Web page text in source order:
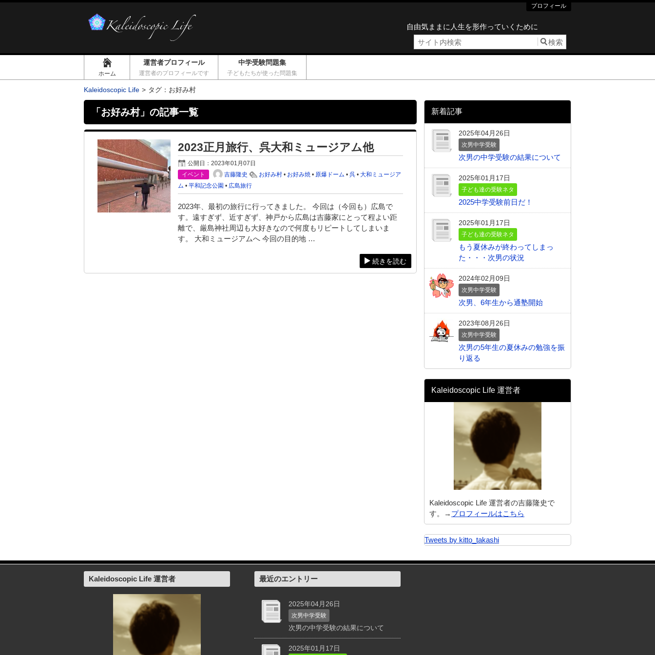
プロフィール
自由気ままに人生を形作っていくために
ホーム
運営者プロフィール
運営者のプロフィールです
中学受験問題集
子どもたちが使った問題集
Kaleidoscopic Life タグ：お好み村
「 お好み村」の記事一覧
2023正月旅行、呉大和ミュージアム他
公開日：2023年01月07日
イベント
吉藤隆史 お好み村 • お好み焼 • 原爆ドーム •呉 •大和ミュージア
ム •平和記念公園 • 広島旅行
2023年、最初の旅行に行ってきました。 今回は（今回も）広島で
す。遠すぎず、近すぎず、神戸から広島は吉藤家にとって程よい距
離で、厳島神社周辺も大好きなので何度もリピートしてしまいま
す。 大和ミュージアムへ 今回の目的地 …
続きを読む
新着記事
2025年04月26日
次男中学受験
次男の中学受験の結果について
2025年01月17日
子ども達の受験ネタ
2025中学受験前日だ！
2025年01月17日
子ども達の受験ネタ
もう夏休みが終わってしまっ
た・・・次男の状況
2024年02月09日
次男中学受験
次男、6年生から通塾開始
2023年08月26日
次男中学受験
次男の5年生の夏休みの勉強を振
り返る
Kaleidoscopic Life 運営者
Kaleidoscopic Life 運営者の吉藤隆史で
す。→ プロフィールはこちら
Tweets by kitto_takashi
Kaleidoscopic Life 運営者 最近のエントリー
2025年04月26日
次男中学受験
次男の中学受験の結果について
2025年01月17日